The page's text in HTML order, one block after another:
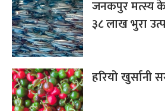
जनकपुर मत्स्य
३८ लाख भुरा
हरियो खुर्सानी